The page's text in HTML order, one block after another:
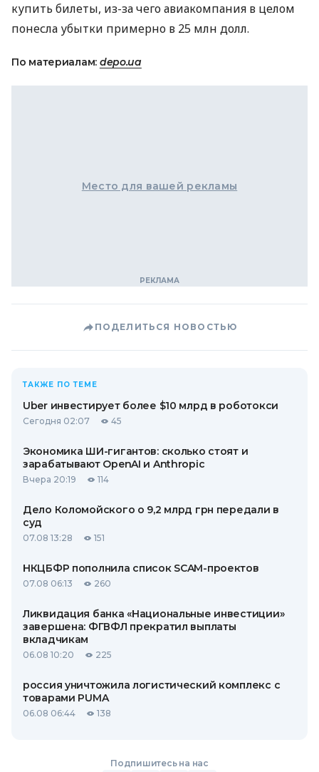
купить билеты, из-за чего авиакомпания в целом
понесла убытки примерно в 25 млн долл.
По материалам: depo.ua
Место для вашей рекламы
ПОДЕЛИТЬСЯ НОВОСТЬЮ
ТАКЖЕ ПО ТЕМЕ
Uber инвестирует более $10 млрд в роботокси
Сегодня 02:07 45
Экономика ШИ-гигантов: сколько стоят и
зарабатывают OpenAI и Anthropic
Вчера 20:19 114
Дело Коломойского о 9,2 млрд грн передали в
суд
07.08 13:28 151
НКЦБФР пополнила список SCAM-проектов
07.08 06:13 260
Ликвидация банка «Национальные инвестиции»
завершена: ФГВФЛ прекратил выплаты
вкладчикам
06.08 10:20 225
россия уничтожила логистический комплекс с
товарами PUMA
06.08 06:44 138
Подпишитесь на нас